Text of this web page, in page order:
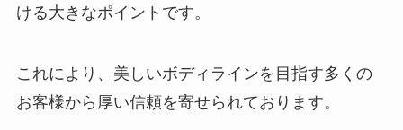
ける大きなポイントです。
これにより、美しいボディラインを目指す多くの
お客様から厚い信頼を寄せられております。